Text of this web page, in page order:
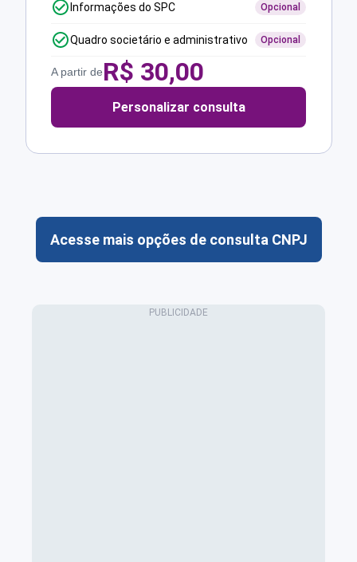
Informações do SPC Opcional
Quadro societário e administrativo Opcional
A partir deR$ 30,00
Personalizar consulta
Acesse mais opções de consulta CNPJ